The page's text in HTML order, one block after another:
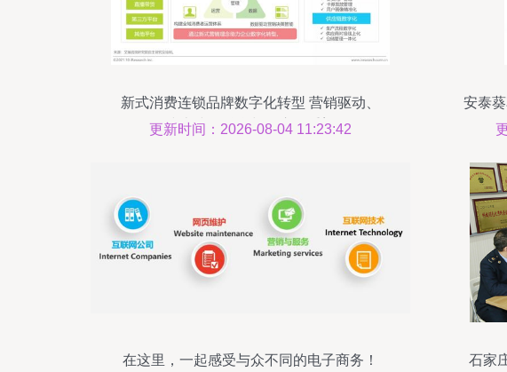
新式消费连锁品牌数字化转型 营销驱动、
线上线下融合与供应链重塑
更新时间：2026-08-04 11:23:42
安泰
在这里，一起感受与众不同的电子商务！
石家